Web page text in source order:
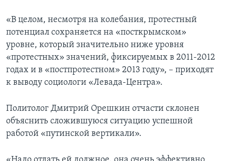
«В целом, несмотря на колебания, протестный
потенциал сохраняется на «посткрымском»
уровне, который значительно ниже уровня
«протестных» значений, фиксируемых в 2011-2012
годах и в «постпротестном» 2013 году», – приходят
к выводу социологи «Левада-Центра».
Политолог Дмитрий Орешкин отчасти склонен
объяснить сложившуюся ситуацию успешной
работой «путинской вертикали».